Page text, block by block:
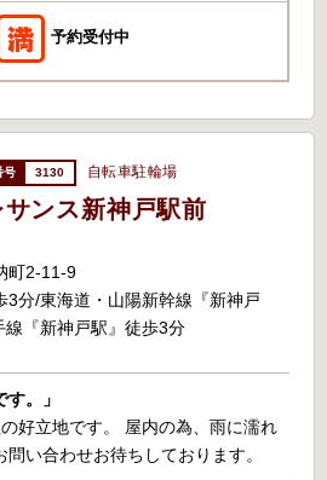
予約受付中
3130 自転車駐輪場
サンス新神戸駅前
町2-11-9
3分/東海道・山陽新幹線『新神戸
『新神戸駅』徒歩3分
す。」
好立地です。 屋内の為、雨に濡れ
い合わせお待ちしております。